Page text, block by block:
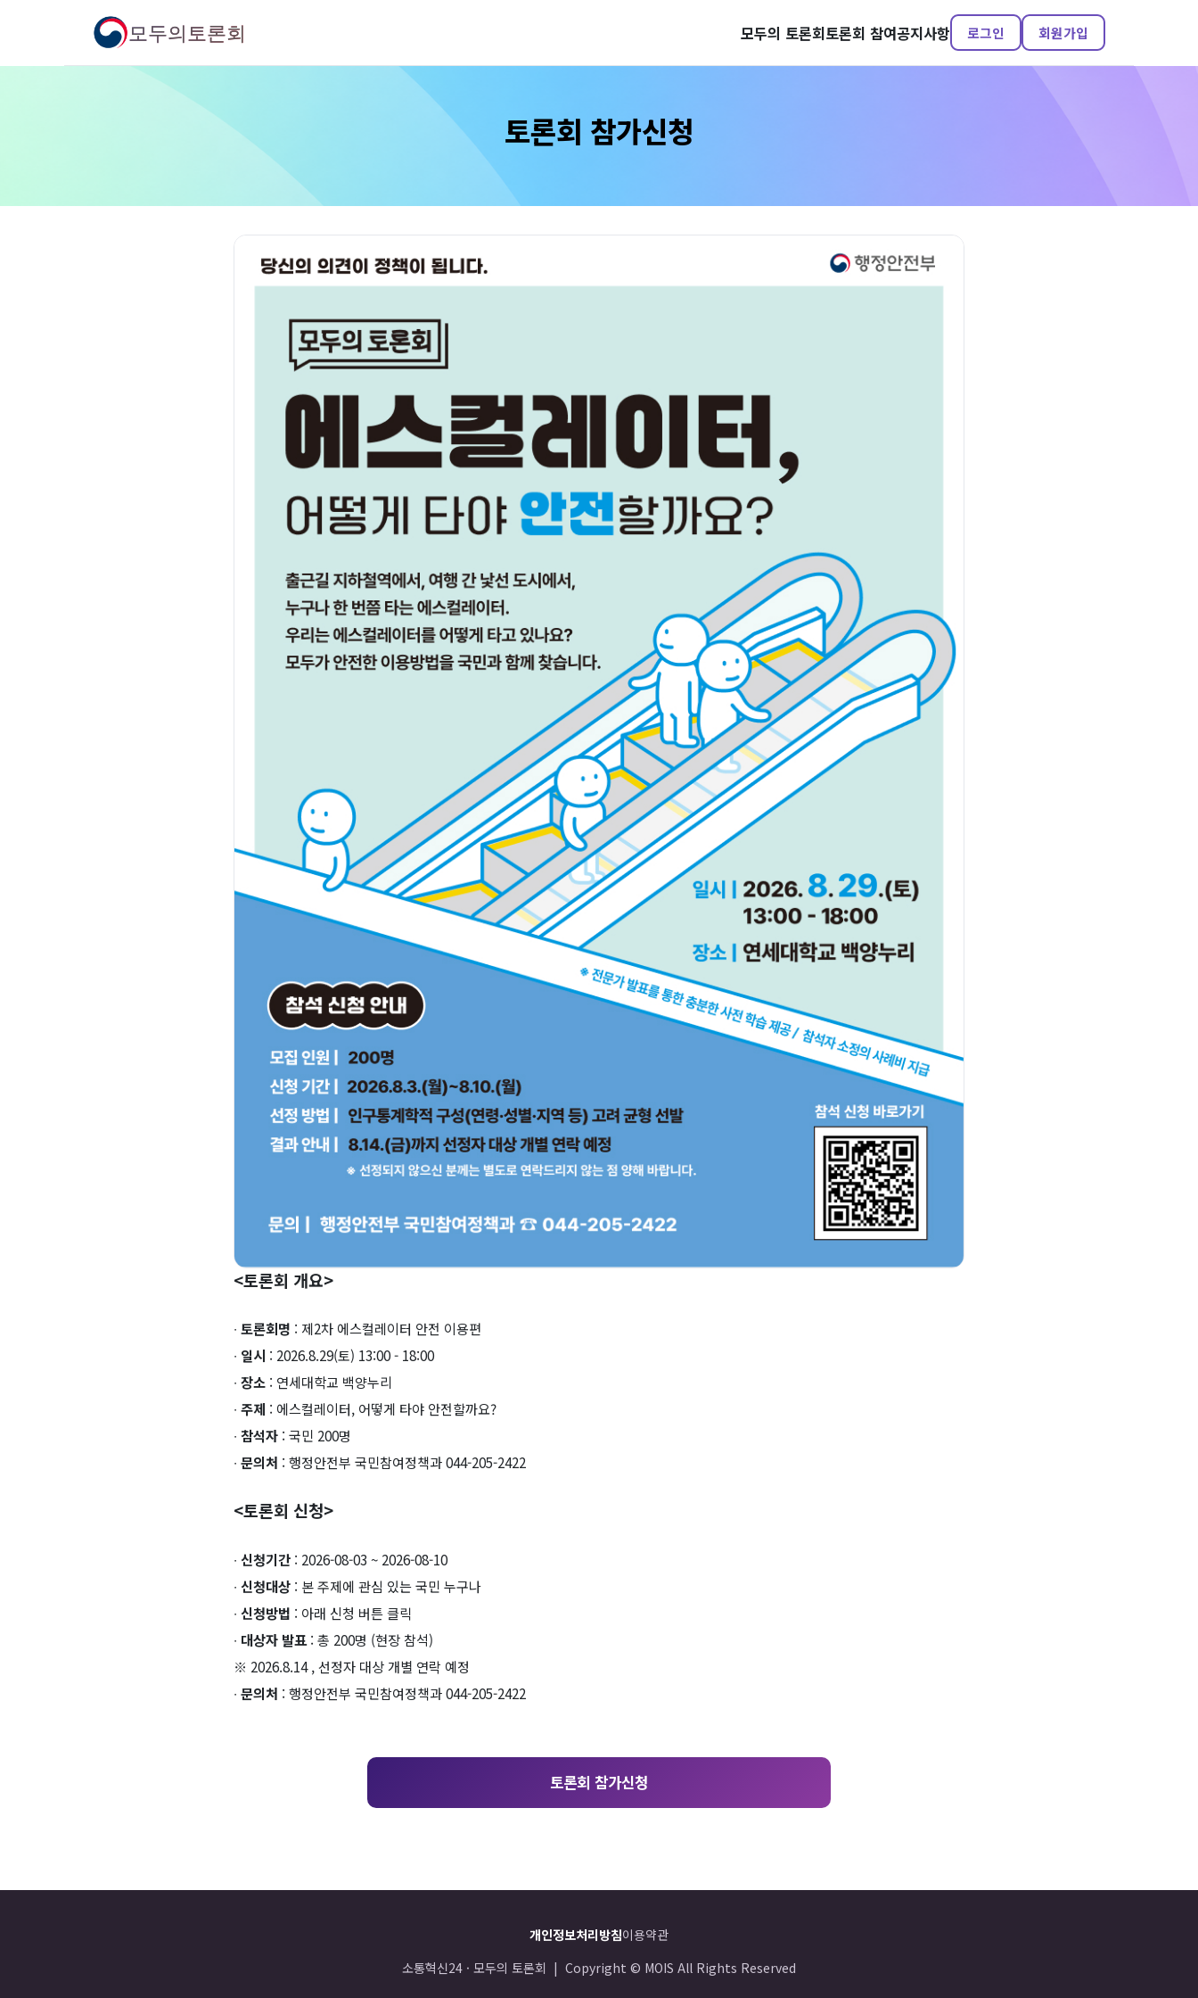
모두의토론회 모두의 토론회토론회 참여공지사항 로그인 회원가입
토론회 참가신청
<토론회 개요>
∙ 토론회명 : 제2차 에스컬레이터 안전 이용편
∙ 일시 : 2026.8.29(토) 13:00 - 18:00
∙ 장소 : 연세대학교 백양누리
∙ 주제 : 에스컬레이터, 어떻게 타야 안전할까요?
∙ 참석자 : 국민 200명
∙ 문의처 : 행정안전부 국민참여정책과 044-205-2422
<토론회 신청>
∙ 신청기간 : 2026-08-03 ~ 2026-08-10
∙ 신청대상 : 본 주제에 관심 있는 국민 누구나
∙ 신청방법 : 아래 신청 버튼 클릭
∙ 대상자 발표: 총 200명 (현장 참석)
※ 2026.8.14 , 선정자 대상 개별 연락 예정
∙ 문의처 : 행정안전부 국민참여정책과 044-205-2422
토론회 참가신청
개인정보처리방침이용약관
소통혁신24 · 모두의 토론회 | Copyright © MOIS All Rights Reserved